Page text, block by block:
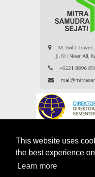
This website uses
the best experience
Learn more